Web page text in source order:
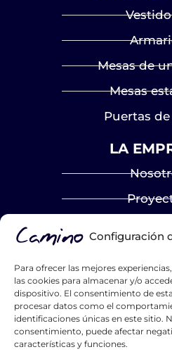
Configuración
Para ofrecer las mejores
las cookies para almacenar y/o
dispositivo. El consentimiento de
procesar datos como el
identificaciones únicas en este sitio.
consentimiento, puede afectar
características y funciones.
Mesas de
Mesas
Puertas
LA
Hazte
List Title #1
List Title #2